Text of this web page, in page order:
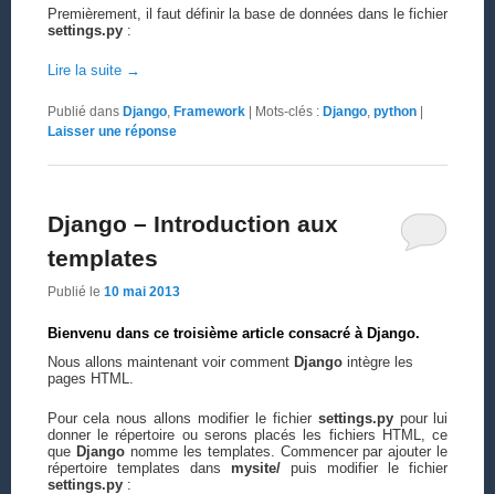
Premièrement, il faut définir la base de données dans le fichier
settings.py:
Lire la suite →
Publié dans Django, Framework Mots-clés : Django, python
Laisser une réponse
Django – Introduction aux
templates
Publié le 10 mai 2013
Bienvenu dans ce troisième article consacré à Django.
Nous allons maintenant voir comment Djangointègre les
pages HTML.
Pour cela nous allons modifier le fichier settings.pypour lui
donner le répertoire ou serons placés les fichiers HTML, ce
que Djangonomme les templates. Commencer par ajouter le
répertoire templates dans mysite/puis modifier le fichier
settings.py: